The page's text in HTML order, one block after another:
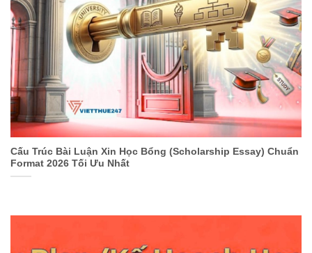
Cấu Trúc Bài Luận Xin Học Bổng (Scholarship Essay) Chuẩn
Format 2026 Tối Ưu Nhất